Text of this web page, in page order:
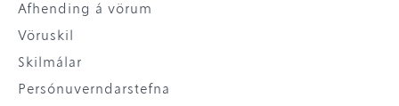
Afhending á vörum
Vöruskil
Skilmálar
Persónuverndarstefna